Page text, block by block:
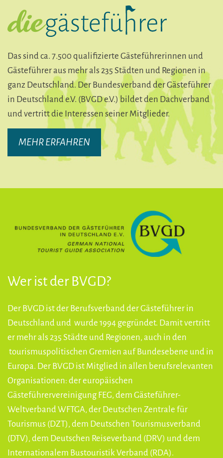
Das sind ca. 7.500 qualifizierte Gästeführerinnen und
Gästeführer aus mehr als 235 Städten und Regionen in
ganz Deutschland. Der Bundesverband der Gästeführer
in Deutschland e.V. (BVGD e.V.) bildet den Dachverband
und vertritt die Interessen seiner Mitglieder.
MEHR ERFAHREN
Wer ist der BVGD?
Der BVGD ist der Berufsverband der Gästeführer in
Deutschland und wurde 1994 gegründet. Damit vertritt
er mehr als 235 Städte und Regionen, auch in den
tourismuspolitischen Gremien auf Bundesebene und in
Europa. Der BVGD ist Mitglied in allen berufsrelevanten
Organisationen: der europäischen
Gästeführervereinigung FEG, dem Gästeführer-
Weltverband WFTGA, der Deutschen Zentrale für
Tourismus (DZT), dem Deutschen Tourismusverband
(DTV), dem Deutschen Reiseverband (DRV) und dem
Internationalem Bustouristik Verband (RDA).